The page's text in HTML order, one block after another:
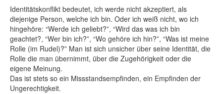
Identitätskonflikt bedeutet, ich werde nicht akzeptiert, als
diejenige Person, welche ich bin. Oder ich weiß nicht, wo ich
hingehöre: “Werde ich geliebt?”, “Wird das was ich bin
geachtet?, “Wer bin ich?”, “Wo gehöre ich hin?”, “Was ist meine
Rolle (im Rudel)?” Man ist sich unsicher über seine Identität, die
Rolle die man übernimmt, über die Zugehörigkeit oder die
eigene Meinung.
Das ist stets so ein Missstandsempfinden, ein Empfinden der
Ungerechtigkeit.